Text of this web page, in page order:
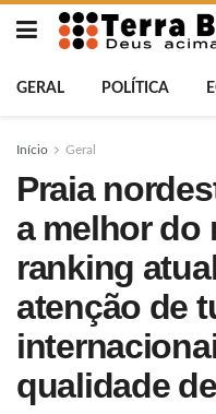
GERAL POLÍTICA
Início Geral
Praia
a melhor do
ranking
atenção de
qualidade